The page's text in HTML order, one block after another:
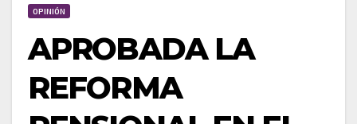
OPINIÓN
APROBADA LA
REFORMA